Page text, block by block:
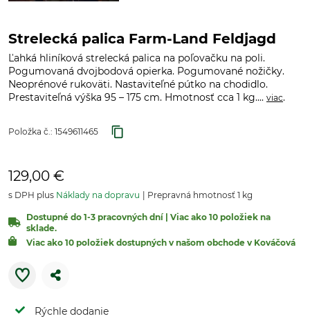
Strelecká palica Farm-Land Feldjagd
Ľahká hliníková strelecká palica na poľovačku na poli.
Pogumovaná dvojbodová opierka. Pogumované nožičky.
Neoprénové rukoväti. Nastaviteľné pútko na chodidlo.
Prestaviteľná výška 95 – 175 cm. Hmotnosť cca 1 kg.... viac.
Položka č.: 1549611465
129,00 €
s DPH plus Náklady na dopravu Prepravná hmotnosť 1 kg
Dostupné do 1-3 pracovných dní | Viac ako 10 položiek na
sklade.
Viac ako 10 položiek dostupných v našom obchode v Kováčová
Rýchle dodanie